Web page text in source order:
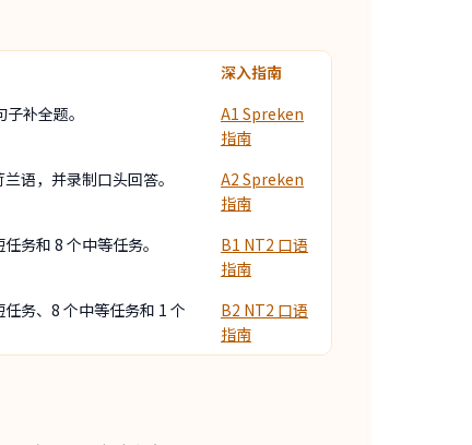
深入指南
补全题。
A1 Spreken
指南
语，并录制口头回答。
A2 Spreken
指南
务和 8 个中等任务。
B1 NT2 口语
指南
务、8 个中等任务和 1 个
B2 NT2 口语
指南